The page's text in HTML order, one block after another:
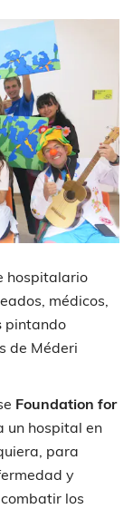
hospitalario
médicos,
pintando
de Méderi
Foundation for
un hospital en
para
y
los